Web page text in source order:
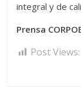
integral y de
Prensa
Post Views: